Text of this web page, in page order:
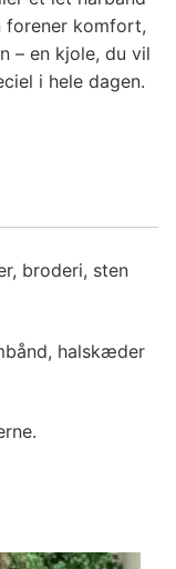
forener komfort,
– en kjole, du vil
i hele dagen.
broderi, sten
halskæder